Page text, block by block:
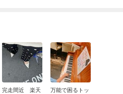
完走間近 楽天
万能で困るトッ